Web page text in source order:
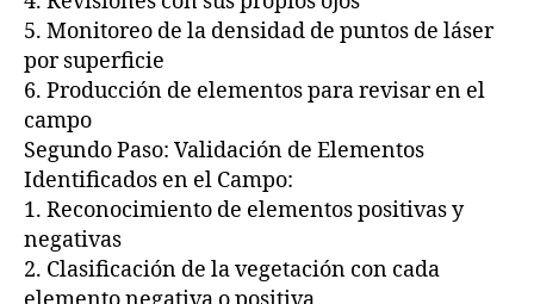
5. Monitoreo de la densidad de puntos de láser
por superficie
6. Producción de elementos para revisar en el
campo
Segundo Paso: Validación de Elementos
Identificados en el Campo:
1. Reconocimiento de elementos positivas y
negativas
2. Clasificación de la vegetación con cada